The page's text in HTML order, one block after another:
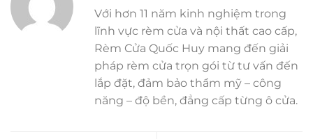
Với hơn 11 năm kinh nghiệm trong
lĩnh vực rèm cửa và nội thất cao cấp,
Rèm Cửa Quốc Huy mang đến giải
pháp rèm cửa trọn gói từ tư vấn đến
lắp đặt, đảm bảo thẩm mỹ – công
năng – độ bền, đẳng cấp từng ô cửa.